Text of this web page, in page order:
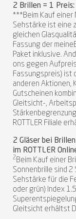
2 Brillen = 1 Preis:
***Beim Kauf einer
Sehstärke ist eine
gleichen
Fassung der
Paket inklusive.
ons gegen Aufpreis
Fassungspreis) ist
anderen Aktionen,
Gutscheinen
Gleitsicht-,
ROTTLER Filiale
2 Gläser bei
im ROTTLER
2 Beim Kauf einer
Sonnenbrille sind
Sehstärke für die
oder grün) Index
Gleitsicht erhältst